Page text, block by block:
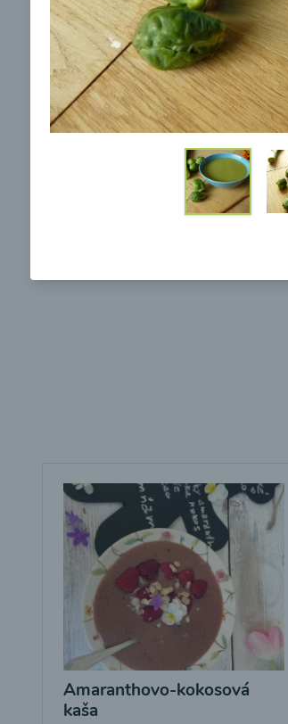
Brokolicová polievka s nivou
Amaranthovo-kokosová
kaša
Ochrane osobných údajov